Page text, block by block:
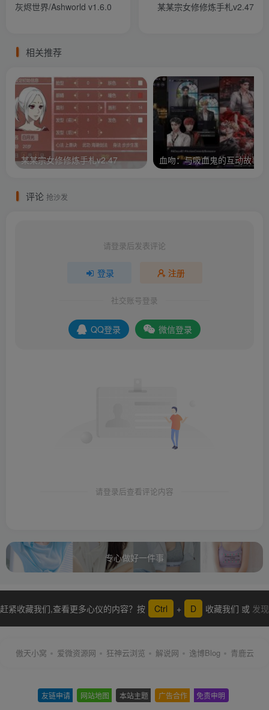
灰烬世界/Ashworld v1.6.0
某某宗女修修炼手札v2.47
相关推荐
某某宗女修修炼手札v2.47
评论 抢沙发
请登录后发表评论
登录 注册
社交账号登录
QQ登录 微信登录
请登录后查看评论内容
专心做好一件事
赶紧收藏我们,查看更多心仪的内容？按 Ctrl + D 收藏我们 或 发现
傲天小窝 爱微资源网 狂神云浏览 解说网 逸博Blog 青鹿云
友链申请 网站地图 本站主题 广告合作 免责申明